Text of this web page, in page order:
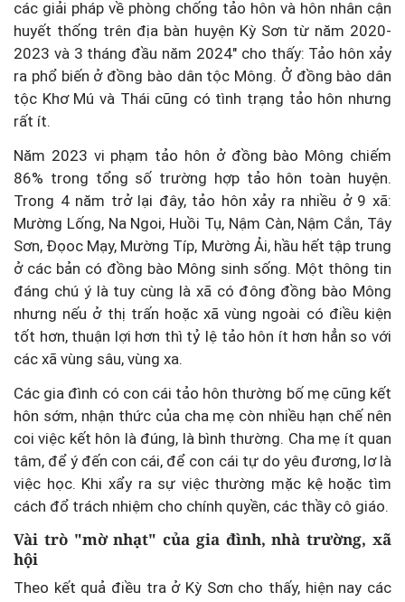
các giải pháp về phòng chống tảo hôn và hôn nhân cận
huyết thống trên địa bàn huyện Kỳ Sơn từ năm 2020-
2023 và 3 tháng đầu năm 2024" cho thấy: Tảo hôn xảy
ra phổ biến ở đồng bào dân tộc Mông. Ở đồng bào dân
tộc Khơ Mú và Thái cũng có tình trạng tảo hôn nhưng
rất ít.
Năm 2023 vi phạm tảo hôn ở đồng bào Mông chiếm
86% trong tổng số trường hợp tảo hôn toàn huyện.
Trong 4 năm trở lại đây, tảo hôn xảy ra nhiều ở 9 xã:
Mường Lống, Na Ngoi, Huồi Tụ, Nậm Càn, Nậm Cắn, Tây
Sơn, Đọoc Mạy, Mường Típ, Mường Ải, hầu hết tập trung
ở các bản có đồng bào Mông sinh sống. Một thông tin
đáng chú ý là tuy cùng là xã có đông đồng bào Mông
nhưng nếu ở thị trấn hoặc xã vùng ngoài có điều kiện
tốt hơn, thuận lợi hơn thì tỷ lệ tảo hôn ít hơn hẳn so với
các xã vùng sâu, vùng xa.
Các gia đình có con cái tảo hôn thường bố mẹ cũng kết
hôn sớm, nhận thức của cha mẹ còn nhiều hạn chế nên
coi việc kết hôn là đúng, là bình thường. Cha mẹ ít quan
tâm, để ý đến con cái, để con cái tự do yêu đương, lơ là
việc học. Khi xẩy ra sự việc thường mặc kệ hoặc tìm
cách đổ trách nhiệm cho chính quyền, các thầy cô giáo.
Vài trò "mờ nhạt" của gia đình, nhà trường, xã
hội
Theo kết quả điều tra ở Kỳ Sơn cho thấy, hiện nay các